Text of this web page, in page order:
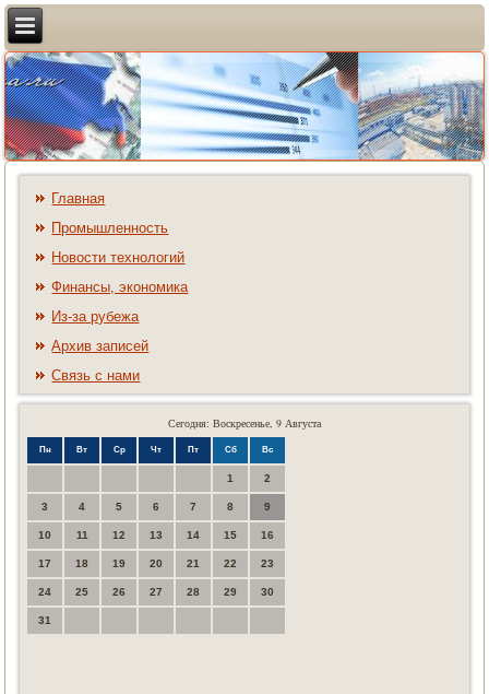
Главная
Промышленность
Новости технологий
Финансы, экономика
Из-за рубежа
Архив записей
Связь с нами
Сегодня: Воскресенье, 9 Августа
Пн Вт Ср Чт Пт Сб Вс
1 2
3 4 5 6 7 8 9
10 11 12 13 14 15 16
17 18 19 20 21 22 23
24 25 26 27 28 29 30
31